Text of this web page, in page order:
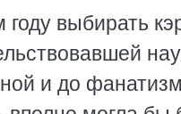
году выбирать
и до